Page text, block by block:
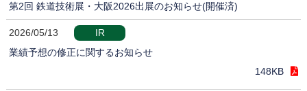
第2回 鉄道技術展・大阪2026出展のお知らせ(開催済)
2026/05/13
IR
業績予想の修正に関するお知らせ
148KB